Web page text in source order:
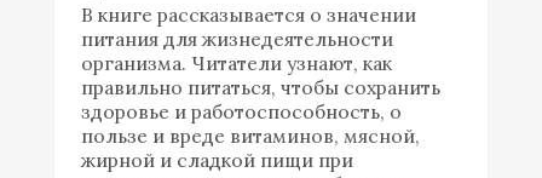
В книге рассказывается о значении
питания для жизнедеятельности
организма. Читатели узнают, как
правильно питаться, чтобы сохранить
здоровье и работоспособность, о
пользе и вреде витаминов, мясной,
жирной и сладкой пищи при